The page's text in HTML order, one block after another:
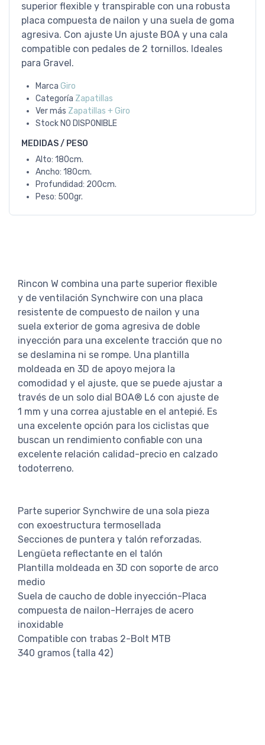
superior flexible y transpirable con una robusta
placa compuesta de nailon y una suela de goma
agresiva. Con ajuste Un ajuste BOA y una cala
compatible con pedales de 2 tornillos. Ideales
para Gravel.
Marca Giro
Categoría Zapatillas
Ver más Zapatillas + Giro
Stock NO DISPONIBLE
MEDIDAS / PESO
Alto: 180cm.
Ancho: 180cm.
Profundidad: 200cm.
Peso: 500gr.
Rincon W combina una parte superior flexible
y de ventilación Synchwire con una placa
resistente de compuesto de nailon y una
suela exterior de goma agresiva de doble
inyección para una excelente tracción que no
se deslamina ni se rompe. Una plantilla
moldeada en 3D de apoyo mejora la
comodidad y el ajuste, que se puede ajustar a
través de un solo dial BOA® L6 con ajuste de
1 mm y una correa ajustable en el antepié. Es
una excelente opción para los ciclistas que
buscan un rendimiento confiable con una
excelente relación calidad-precio en calzado
todoterreno.
Parte superior Synchwire de una sola pieza
con exoestructura termosellada
Secciones de puntera y talón reforzadas.
Lengüeta reflectante en el talón
Plantilla moldeada en 3D con soporte de arco
medio
Suela de caucho de doble inyección-Placa
compuesta de nailon-Herrajes de acero
inoxidable
Compatible con trabas 2-Bolt MTB
340 gramos (talla 42)